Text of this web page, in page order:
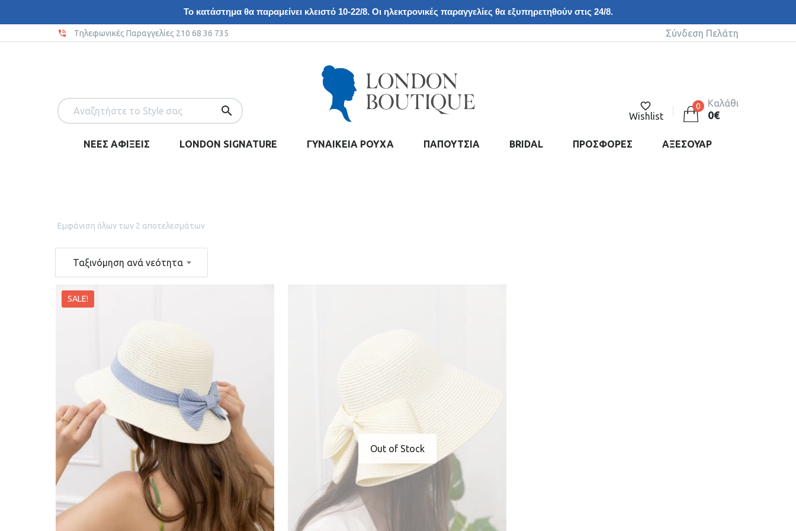
Το κατάστημα θα παραμείνει κλειστό 10-22/8. Οι ηλεκτρονικές παραγγελίες θα εξυπηρετηθούν στις 24/8.
Tηλεφωνικές Παραγγελίες 210 68 36 735 Σύνδεση Πελάτη
Wishlist
0 Καλάθι
0€
ΝΕΕΣ ΑΦΙΞΕΙΣ LONDON SIGNATURE ΓΥΝΑΙΚΕΙΑ ΡΟΥΧΑ ΠΑΠΟΥΤΣΙΑ BRIDAL ΠΡΟΣΦΟΡΕΣ ΑΞΕΣΟΥΑΡ
Εμφάνιση όλων των 2 αποτελεσμάτων
Ταξινόμηση ανά νεότητα
SALE!
Out of Stock